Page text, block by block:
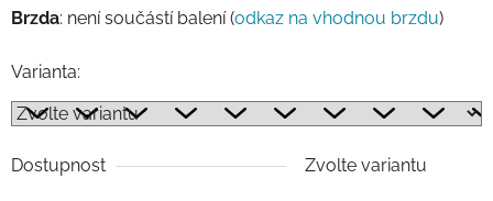
Brzda: není součástí balení (odkaz na vhodnou brzdu)
Varianta:
Dostupnost Zvolte variantu